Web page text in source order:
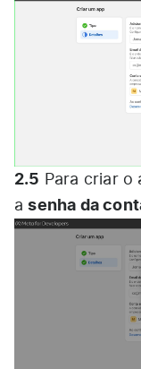
2.5 Para criar o
asenha da